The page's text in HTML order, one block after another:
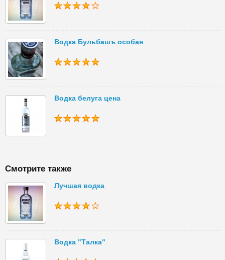
Водка Бульбашъ особая
Водка белуга цена
Смотрите также
Лучшая водка
Водка "Талка"